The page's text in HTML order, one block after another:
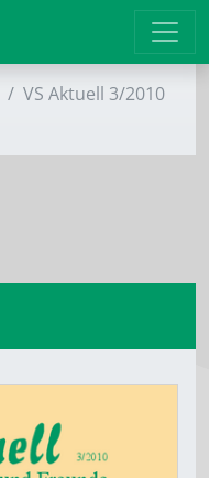
VS Aktuell 3/2010